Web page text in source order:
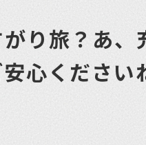
り旅？あ、
心ください